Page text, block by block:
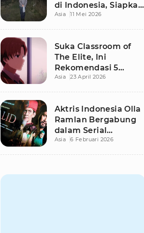
di Indonesia, Siapkan
Imbalan Rp50 Juta
Asia 11 Mei 2026
Suka Classroom of
The Elite, Ini
Rekomendasi 5
Anime yang Wajib
Asia 23 April 2026
Aktris Indonesia Olla
Ramlan Bergabung
dalam Serial
Malaysia 'Walid', Apa
Asia 6 Februari 2026